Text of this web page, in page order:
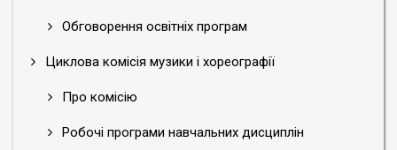
Обговорення освітніх програм
Циклова комісія музики і хореографії
Про комісію
Робочі програми навчальних дисциплін